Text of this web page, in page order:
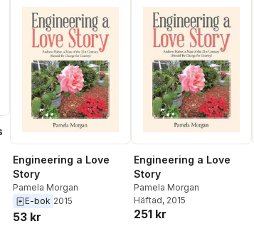
Engineering a Love
Story
Pamela Morgan
E-bok 2015
53 kr
Engineering a Love
Story
Pamela Morgan
Häftad, 2015
251 kr